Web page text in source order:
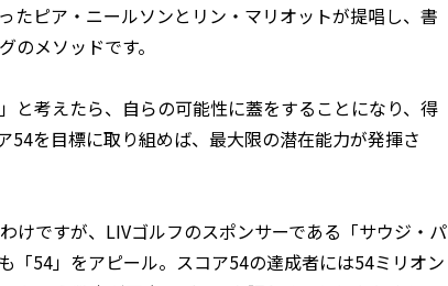
たピア・ニールソンとリン・マリオットが提唱し、書
メソッドです。
と考えたら、自らの可能性に蓋をすることになり、得
54を目標に取り組めば、最大限の潜在能力が発揮さ
けですが、LIVゴルフのスポンサーである「サウジ・パ
「54」をアピール。スコア54の達成者には54ミリオン